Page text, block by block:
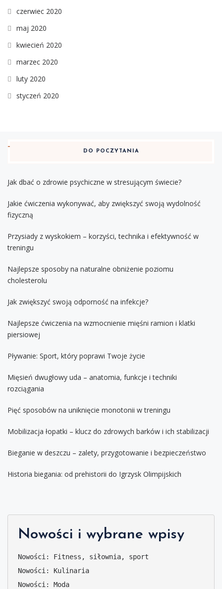
czerwiec 2020
maj 2020
kwiecień 2020
marzec 2020
luty 2020
styczeń 2020
DO POCZYTANIA
Jak dbać o zdrowie psychiczne w stresującym świecie?
Jakie ćwiczenia wykonywać, aby zwiększyć swoją wydolność
fizyczną
Przysiady z wyskokiem – korzyści, technika i efektywność w
treningu
Najlepsze sposoby na naturalne obniżenie poziomu
cholesterolu
Jak zwiększyć swoją odporność na infekcje?
Najlepsze ćwiczenia na wzmocnienie mięśni ramion i klatki
piersiowej
Pływanie: Sport, który poprawi Twoje życie
Mięsień dwugłowy uda – anatomia, funkcje i techniki
rozciągania
Pięć sposobów na uniknięcie monotonii w treningu
Mobilizacja łopatki – klucz do zdrowych barków i ich stabilizacji
Bieganie w deszczu – zalety, przygotowanie i bezpieczeństwo
Historia biegania: od prehistorii do Igrzysk Olimpijskich
Nowości i wybrane wpisy
Nowości: Fitness, siłownia, sport
Nowości: Kulinaria
Nowości: Moda